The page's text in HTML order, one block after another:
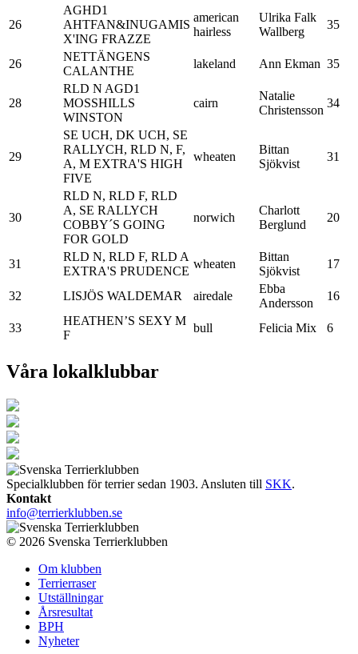
26
AGHD1
AHTFAN&INUGAMIS
X'ING FRAZZE
american
hairless
Ulrika Falk
Wallberg
35
26
NETTÄNGENS
CALANTHE
lakeland Ann Ekman 35
28
RLD N AGD1
MOSSHILLS
WINSTON
cairn
Natalie
Christensson
34
29
SE UCH, DK UCH, SE
RALLYCH, RLD N, F,
A, M EXTRA'S HIGH
FIVE
wheaten
Bittan
Sjökvist
31
30
RLD N, RLD F, RLD
A, SE RALLYCH
COBBY´S GOING
FOR GOLD
norwich
Charlott
Berglund
20
31
RLD N, RLD F, RLD A
EXTRA'S PRUDENCE
wheaten
Bittan
Sjökvist
17
32 LISJÖS WALDEMAR airedale
Ebba
Andersson
16
33
HEATHEN’S SEXY M
F
bull Felicia Mix 6
Våra lokalklubbar
Specialklubben för terrier sedan 1903. Ansluten till SKK.
Kontakt
info@terrierklubben.se
© 2026 Svenska Terrierklubben
Om klubben
Terrierraser
Utställningar
Årsresultat
BPH
Nyheter